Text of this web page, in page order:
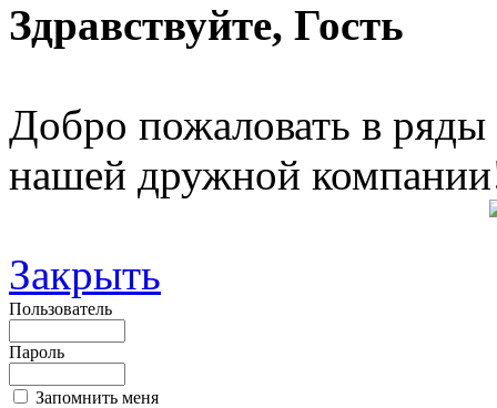
Здравствуйте, Гость
Добро пожаловать в ряды
нашей дружной
Закрыть
Пользователь
Пароль
Запомнить меня